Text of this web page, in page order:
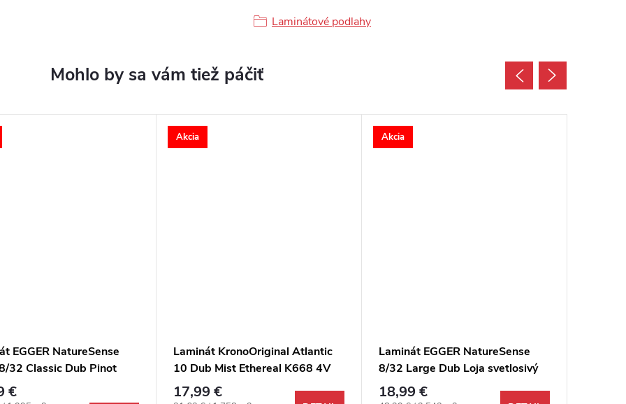
Laminátové podlahy
EGGER NatureSense
32 Classic Dub Pinot
€
Akcia
Laminát KronoOriginal Atlantic
10 Dub Mist Ethereal K668 4V
17,99 €
Akcia
Laminát EGGER NatureSense
8/32 Large Dub Loja svetlosivý
4V
18,99 €